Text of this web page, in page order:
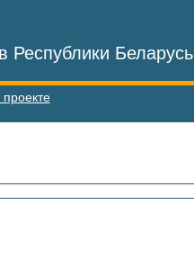
Республики Беларусь